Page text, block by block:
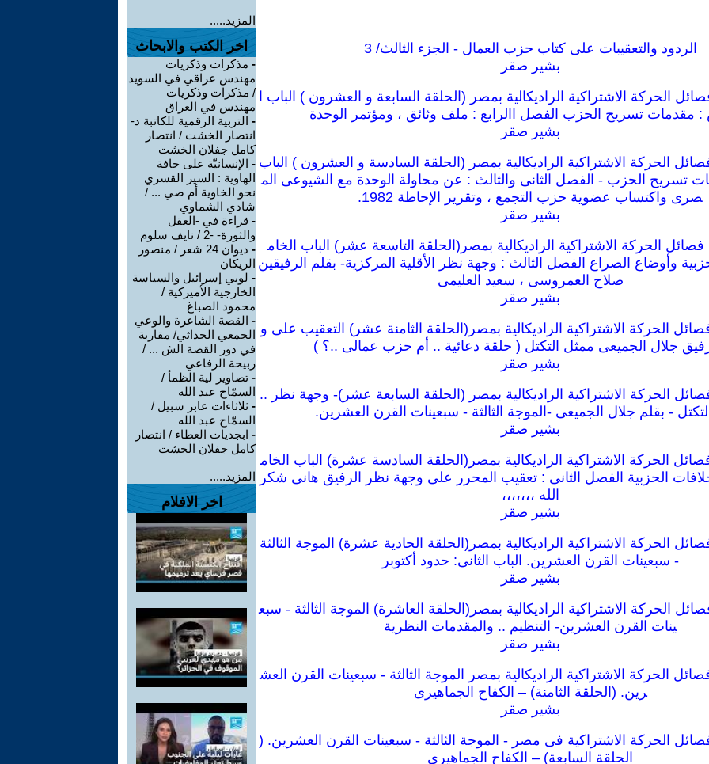
الردود والتعقيبات على كتاب حزب العمال - الجزء الثالث/ 3
بشير صقر
الحركة الاشتراكية الراديكالية بمصر (الحلقة السابعة و العشرون ) الباب ا
مقدمات تسريح الحزب الفصل االرابع : ملف وثائق ، ومؤتمر الوحدة
بشير صقر
الحركة الاشتراكية الراديكالية بمصر (الحلقة السادسة و العشرون ) الباب
تسريح الحزب - الفصل الثانى والثالث : عن محاولة الوحدة مع الشيوعى الم
صرى واكتساب عضوية حزب التجمع ، وتقرير الإحاطة 1982.
بشير صقر
الحركة الاشتراكية الراديكالية بمصر(الحلقة التاسعة عشر) الباب الخام
وأوضاع الصراع الفصل الثالث : وجهة نظر الأقلية المركزية- بقلم الرفيقين
صلاح العمروسى ، سعيد العليمى
بشير صقر
الحركة الاشتراكية الراديكالية بمصر(الحلقة الثامنة عشر) التعقيب على و
جلال الجميعى ممثل التكتل ( حلقة دعائية .. أم حزب عمالى ..؟ )
بشير صقر
الحركة الاشتراكية الراديكالية بمصر (الحلقة السابعة عشر)- وجهة نظر ..
- بقلم جلال الجميعى -الموجة الثالثة - سبعينات القرن العشرين.
بشير صقر
الحركة الاشتراكية الراديكالية بمصر(الحلقة السادسة عشرة) الباب الخام
الحزبية الفصل الثانى : تعقيب المحرر على وجهة نظر الرفيق هانى شكر
الله ،،،،،،،
بشير صقر
الحركة الاشتراكية الراديكالية بمصر(الحلقة الحادية عشرة) الموجة الثالثة
- سبعينات القرن العشرين. الباب الثانى: حدود أكتوبر
بشير صقر
الحركة الاشتراكية الراديكالية بمصر(الحلقة العاشرة) الموجة الثالثة - سبع
ينات القرن العشرين- التنظيم .. والمقدمات النظرية
بشير صقر
الحركة الاشتراكية الراديكالية بمصر الموجة الثالثة - سبعينات القرن العش
رين. (الحلقة الثامنة) – الكفاح الجماهيرى
بشير صقر
الحركة الاشتراكية فى مصر - الموجة الثالثة - سبعينات القرن العشرين. (
الحلقة السابعة) – الكفاح الجماهيرى
المزيد.....
اخر الكتب والابحاث
- مذكرات وذكريات
مهندس عراقي في السويد
/ مذكرات وذكريات
مهندس في العراق
- التربية الرقمية للكاتبة د-
انتصار الخشت / انتصار
كامل جفلان الخشت
- الإنسانيّة على حافة
الهاوية : السير القسري
نحو الخاوية أم صي ... /
شادي الشماوي
- قراءة في -العقل
والثورة- -2 / نايف سلوم
-
ديوان 24 شعر / منصور
الريكان
- لوبي إسرائيل والسياسة
الخارجية الأميركية /
محمود الصباغ
- القصة الشاعرة والوعي
الجمعي الحداثي/ مقاربة
في دور القصة الش ... /
ربيحة الرفاعي
- تصاوير لية الظمأ /
السمّاح عبد الله
- ثلاثاءات عابر سبيل /
السمّاح عبد الله
- ابجديات العطاء / انتصار
كامل جفلان الخشت
المزيد.....
اخر الافلام